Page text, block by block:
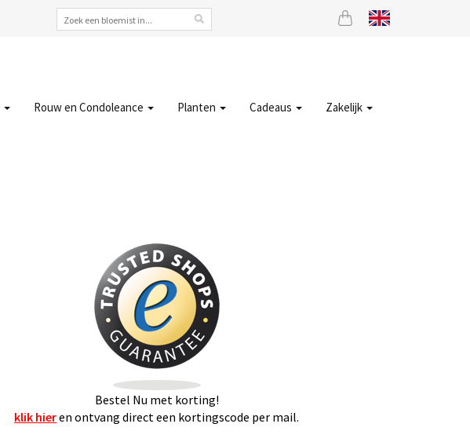
Rouw en Condoleance Planten Cadeaus Zakelijk
Bestel Nu met korting!
klik hieren ontvang direct een kortingscode per mail.